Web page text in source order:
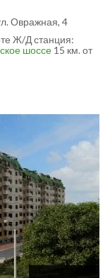
Овражная, 4
Ж/Д станция:
шоссе 15 км. от